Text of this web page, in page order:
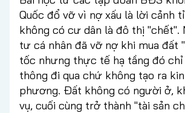
Quốc đổ vỡ vì nợ xấu là lời cảnh
không có cư dân là đô thị "chết".
tư cá nhân đã vỡ nợ khi mua đất
tốc nhưng thực tế hạ tầng đó chỉ
thông đi qua chứ không tạo ra
phương. Đất không có người ở,
vụ, cuối cùng trở thành "tài sản